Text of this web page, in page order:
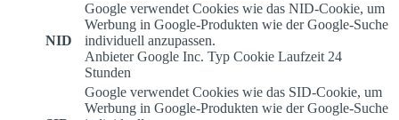
NID
Google verwendet Cookies wie das NID-Cookie, um
Werbung in Google-Produkten wie der Google-Suche
individuell anzupassen.
Anbieter Google Inc. Typ Cookie Laufzeit 24
Stunden
Google verwendet Cookies wie das SID-Cookie, um
Werbung in Google-Produkten wie der Google-Suche